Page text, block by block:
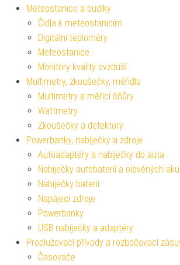
Meteostanice a budíky
Čidla k meteostanicím
Digitální teploměry
Meteostanice
Monitory kvality ovzduší
Multimetry, zkoušečky, měřidla
Multimetry a měřící šňůry
Wattmetry
Zkoušečky a detektory
Powerbanky, nabíječky a zdroje
Autoadaptéry a nabíječky do auta
Nabíječky autobaterií a olověných
Nabíječky baterií
Napájecí zdroje
Powerbanky
USB nabíječky a adaptéry
Prodlužovací přívody a rozbočovací
Časovače